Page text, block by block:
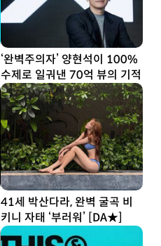
‘완벽주의자’ 양현석이 100%
수제로 일궈낸 70억 뷰의 기적
41세 박산다라, 완벽 굴곡 비
키니 자태 ‘부러워’ [DA★]